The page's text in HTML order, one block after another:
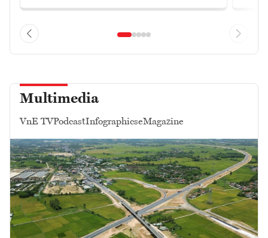
Multimedia
VnE TVPodcastInfographicseMagazine